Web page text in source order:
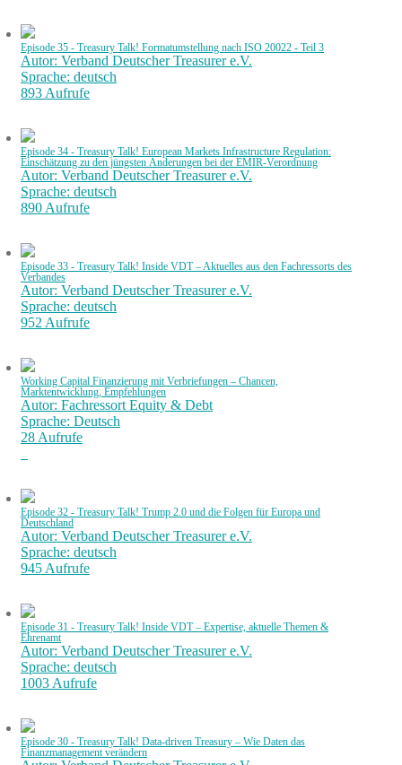
Episode 35 - Treasury Talk! Formatumstellung nach ISO 20022 - Teil 3
Autor: Verband Deutscher Treasurer e.V.
Sprache: deutsch
893 Aufrufe
Episode 34 - Treasury Talk! European Markets Infrastructure Regulation:
Einschätzung zu den jüngsten Änderungen bei der EMIR-Verordnung
Autor: Verband Deutscher Treasurer e.V.
Sprache: deutsch
890 Aufrufe
Episode 33 - Treasury Talk! Inside VDT – Aktuelles aus den Fachressorts des
Verbandes
Autor: Verband Deutscher Treasurer e.V.
Sprache: deutsch
952 Aufrufe
Working Capital Finanzierung mit Verbriefungen – Chancen,
Marktentwicklung, Empfehlungen
Autor: Fachressort Equity & Debt
Sprache: Deutsch
28 Aufrufe
Episode 32 - Treasury Talk! Trump 2.0 und die Folgen für Europa und
Deutschland
Autor: Verband Deutscher Treasurer e.V.
Sprache: deutsch
945 Aufrufe
Episode 31 - Treasury Talk! Inside VDT – Expertise, aktuelle Themen &
Ehrenamt
Autor: Verband Deutscher Treasurer e.V.
Sprache: deutsch
1003 Aufrufe
Episode 30 - Treasury Talk! Data-driven Treasury – Wie Daten das
Finanzmanagement verändern